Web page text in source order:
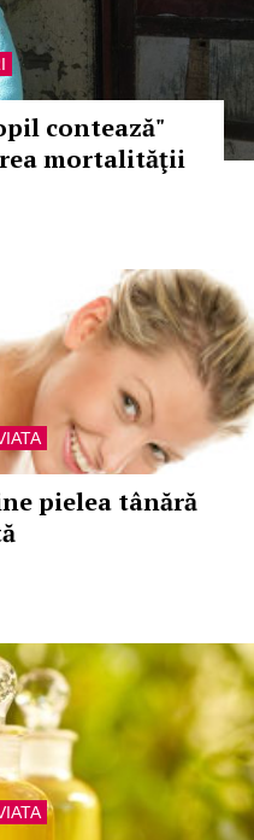
contează"
mortalităţii
pielea tânără